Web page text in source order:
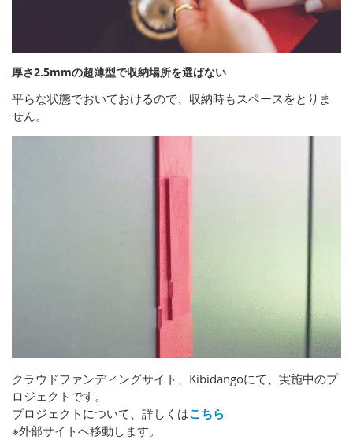
厚さ2.5mmの超薄型で収納場所を選ばない
平らな状態でおいておけるので、収納時もスペースをとりま
せん。
クラウドファンディングサイト、Kibidangoにて、実施中のプ
ロジェクトです。
プロジェクトについて、詳しくはこちら
※外部サイトへ移動します。